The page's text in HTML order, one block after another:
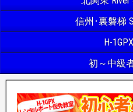
信州･裏磐梯
H-
初～中級